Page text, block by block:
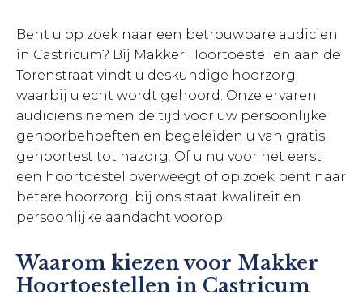
Bent u op zoek naar een betrouwbare audicien
in Castricum? Bij Makker Hoortoestellen aan de
Torenstraat vindt u deskundige hoorzorg
waarbij u echt wordt gehoord. Onze ervaren
audiciens nemen de tijd voor uw persoonlijke
gehoorbehoeften en begeleiden u van gratis
gehoortest tot nazorg. Of u nu voor het eerst
een hoortoestel overweegt of op zoek bent naar
betere hoorzorg, bij ons staat kwaliteit en
persoonlijke aandacht voorop.
Waarom kiezen voor Makker
Hoortoestellen in Castricum